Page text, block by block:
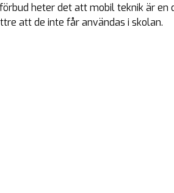
heter det att mobil teknik är en
att de inte får användas i skolan.